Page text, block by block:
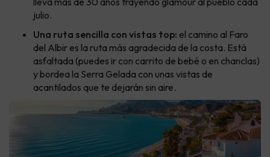
julio.
Una ruta sencilla con vistas top: el camino al Faro
del Albir es la ruta más agradecida de la costa. Está
asfaltada (puedes ir con carrito de bebé o en chanclas)
y bordea la Serra Gelada con unas vistas de
acantilados que te dejarán sin aire.